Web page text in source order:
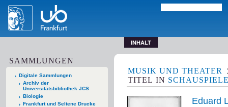
INHALT
SAMMLUNGEN
Digitale Sammlungen
Archiv der
Universitätsbibliothek JCS
Biologie
Frankfurt und Seltene Drucke
MUSIK UND THEATER
TITEL IN
Eduard